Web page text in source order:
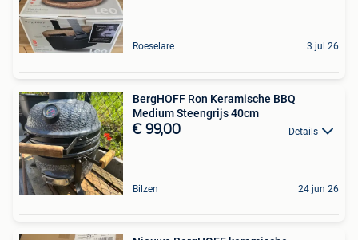
Roeselare 3 jul 26
BergHOFF Ron Keramische BBQ
Medium Steengrijs 40cm
€ 99,00 Details
Bilzen 24 jun 26